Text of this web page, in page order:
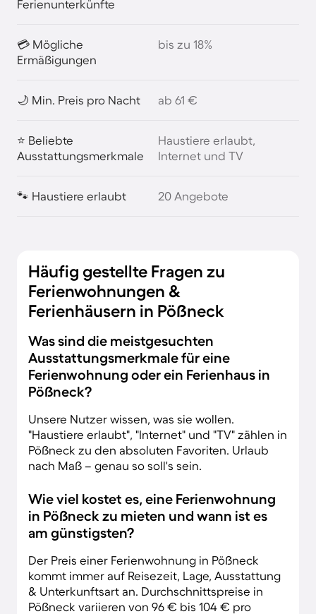
Ferienunterkünfte
💳 Mögliche
Ermäßigungen
bis zu 18%
🌙 Min. Preis pro Nacht ab 61 €
⭐ Beliebte
Ausstattungsmerkmale
Haustiere erlaubt,
Internet und TV
🐾 Haustiere erlaubt 20 Angebote
Häufig gestellte Fragen zu
Ferienwohnungen &
Ferienhäusern in Pößneck
Was sind die meistgesuchten
Ausstattungsmerkmale für eine
Ferienwohnung oder ein Ferienhaus in
Pößneck?
Unsere Nutzer wissen, was sie wollen.
"Haustiere erlaubt", "Internet" und "TV" zählen in
Pößneck zu den absoluten Favoriten. Urlaub
nach Maß – genau so soll's sein.
Wie viel kostet es, eine Ferienwohnung
in Pößneck zu mieten und wann ist es
am günstigsten?
Der Preis einer Ferienwohnung in Pößneck
kommt immer auf Reisezeit, Lage, Ausstattung
& Unterkunftsart an. Durchschnittspreise in
Pößneck variieren von 96 € bis 104 € pro